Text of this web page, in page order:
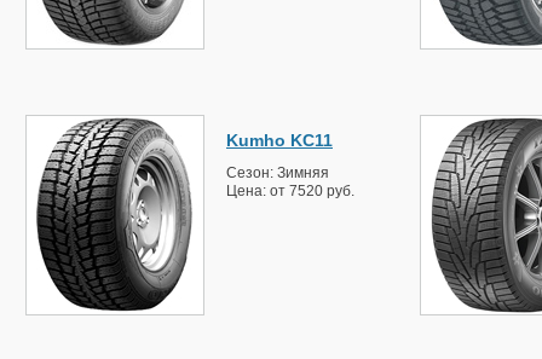
Kumho KC11
Сезон: Зимняя
Цена: от 7520 руб.